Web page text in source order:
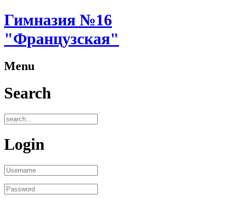
Гимназия №16
"Французская"
Menu
Search
Login